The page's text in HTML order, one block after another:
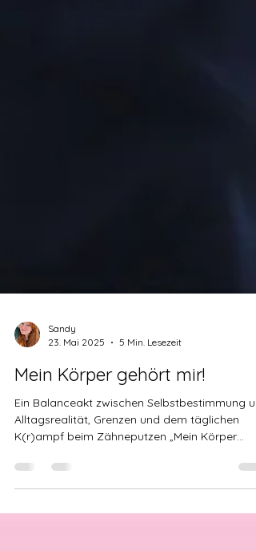
23. Mai 2025
5 Min. Lesezeit
Mein Körper gehört mir!
Ein Balanceakt zwischen Selbstbestimmung
K(r)ampf beim Zähneputzen „Mein Körper
gehört...